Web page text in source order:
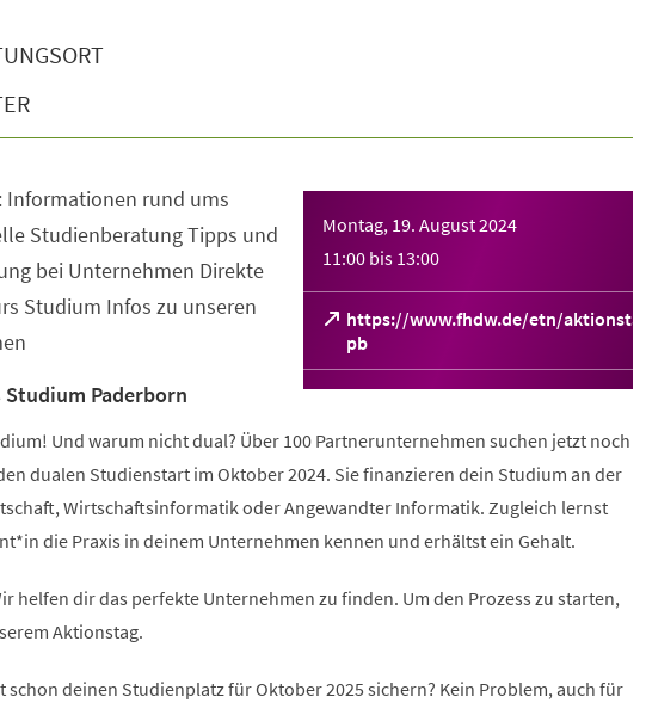
Montag, 19. August 2024
11:00 bis 13:00
https://www.fhdw.de/etn/aktionstag-
pb
(Öffnet
in
einem
Tab)
Informationen rund ums
Studienberatung Tipps und
bei Unternehmen Direkte
Studium Infos zu unseren
Pa­der­born
Und warum nicht dual? Über 100 Partnerunternehmen suchen jetzt noch
dualen Studienstart im Oktober 2024. Sie finanzieren dein Studium an der
Wirtschaftsinformatik oder Angewandter Informatik. Zugleich lernst
die Praxis in deinem Unternehmen kennen und erhältst ein Gehalt.
helfen dir das perfekte Unternehmen zu finden. Um den Prozess zu starten,
Aktionstag.
schon deinen Studienplatz für Oktober 2025 sichern? Kein Problem, auch für